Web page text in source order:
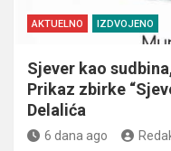
AKTUELNO IZDVOJENO
Sjever kao
Prikaz zbirke
Delalića
6 dana ago